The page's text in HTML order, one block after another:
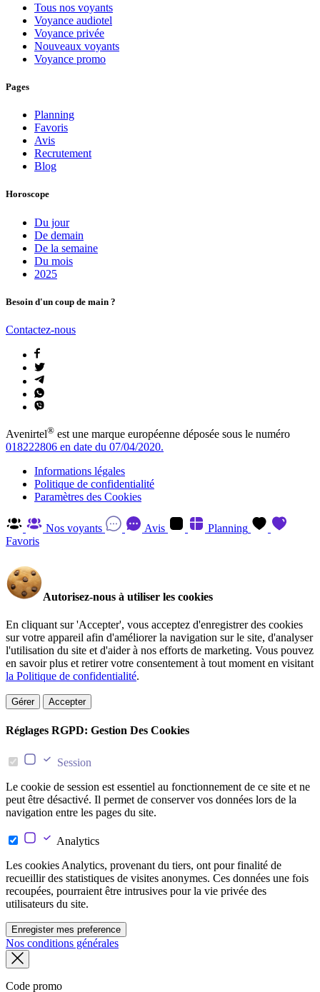
Tous nos voyants
Voyance audiotel
Voyance privée
Nouveaux voyants
Voyance promo
Pages
Planning
Favoris
Avis
Recrutement
Blog
Horoscope
Du jour
De demain
De la semaine
Du mois
2025
Besoin d'un coup de main ?
Contactez-nous
Avenirtel® est une marque européenne déposée sous le numéro
018222806 en date du 07/04/2020.
Informations légales
Politique de confidentialité
Paramètres des Cookies
Nos voyants Avis
Planning
Favoris
Autorisez-nous à utiliser les cookies
En cliquant sur 'Accepter', vous acceptez d'enregistrer des cookies
sur votre appareil afin d'améliorer la navigation sur le site, d'analyser
l'utilisation du site et d'aider à nos efforts de marketing. Vous pouvez
en savoir plus et retirer votre consentement à tout moment en visitant
la Politique de confidentialité.
Gérer Accepter
Réglages RGPD: Gestion Des Cookies
Session
Le cookie de session est essentiel au fonctionnement de ce site et ne
peut être désactivé. Il permet de conserver vos données lors de la
navigation entre les pages du site.
Analytics
Les cookies Analytics, provenant du tiers, ont pour finalité de
recueillir des statistiques de visites anonymes. Ces données une fois
recoupées, pourraient être intrusives pour la vie privée des
utilisateurs du site.
Enregister mes preference
Nos conditions générales
Code promo